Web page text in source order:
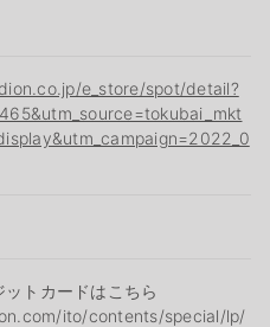
e_store/spot/detail?
トカードはこちら
ito/contents/special/lp/